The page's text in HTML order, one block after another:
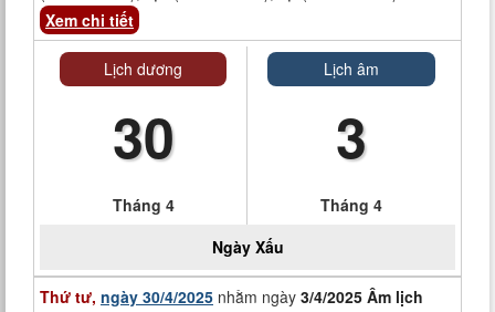
Xem chi tiết
Lịch dương
30
Tháng 4
Lịch âm
3
Tháng 4
Ngày Xấu
Thứ tư, ngày 30/4/2025 nhằm ngày 3/4/2025 Âm lịch